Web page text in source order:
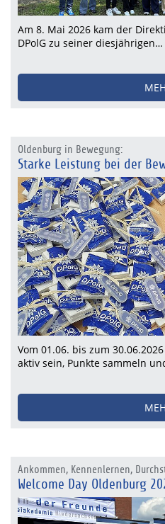
Am 8. Mai 2026 kam der
DPolG zu seiner diesjährigen…
Oldenburg in Bewegung:
Starke Leistung bei der
Vom 01.06. bis zum
aktiv sein, Punkte sammeln
Ankommen, Kennenlernen,
Welcome Day Oldenburg